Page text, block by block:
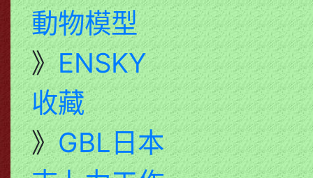
動物模型
》ENSKY
收藏
》GBL日本